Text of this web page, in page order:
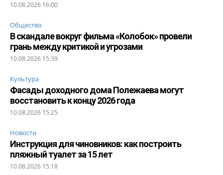
10.08.2026 16:00
Общество
В скандале вокруг фильма «Колобок» провели
грань между критикой и угрозами
10.08.2026 15:39
Культура
Фасады доходного дома Полежаева могут
восстановить к концу 2026 года
10.08.2026 15:25
Новости
Инструкция для чиновников: как построить
пляжный туалет за 15 лет
10.08.2026 15:18